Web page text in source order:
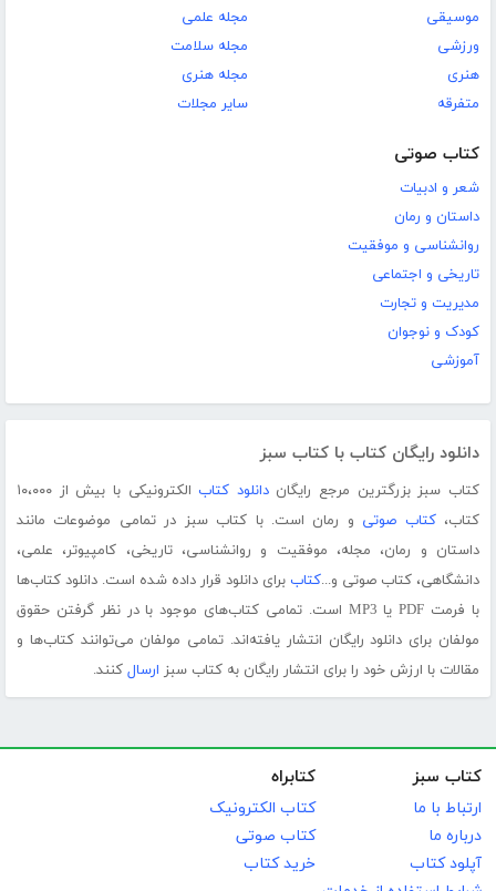
موسیقی
ورزشی
هنری
متفرقه
مجله علمی
مجله سلامت
مجله هنری
سایر مجلات
کتاب صوتی
شعر و ادبیات
داستان و رمان
روانشناسی و موفقیت
تاریخی و اجتماعی
مدیریت و تجارت
کودک و نوجوان
آموزشی
دانلود رایگان کتاب با کتاب سبز
کتاب سبز بزرگترین مرجع رایگاندانلود کتاب
الکترونیکی با بیش از ۱۰،۰۰۰
کتاب،کتاب صوتی و رمان است. با کتاب سبز در تمامی موضوعات مانند
داستان و رمان، مجله، موفقیت و روانشناسی، تاریخی، کامپیوتر، علمی،
دانشگاهی، کتاب صوتی و...کتاب برای دانلود قرار داده شده است. دانلود کتاب‌ها
با فرمت PDF یا MP3 است. تمامی کتاب‌های موجود با در نظر گرفتن حقوق
مولفان برای دانلود رایگان انتشار یافته‌اند. تمامی مولفان می‌توانند کتاب‌ها و
مقالات با ارزش خود را برای انتشار رایگان به کتاب سبز ارسال کنند.
کتاب سبز
ارتباط با ما
درباره ما
آپلود کتاب
کتابراه
کتاب الکترونیک
کتاب صوتی
خرید کتاب